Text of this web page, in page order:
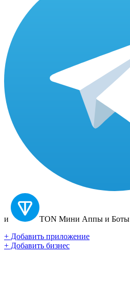
и TON Мини Аппы и Боты
+ Добавить приложение
+ Добавить бизнес